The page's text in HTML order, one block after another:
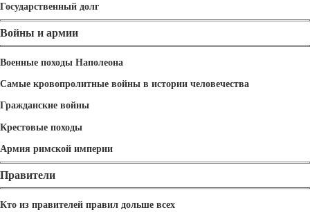
Государственный долг
Войны и армии
Военные походы Наполеона
Самые кровопролитные войны в истории человечества
Гражданские войны
Крестовые походы
Армия римской империи
Правители
Кто из правителей правил дольше всех